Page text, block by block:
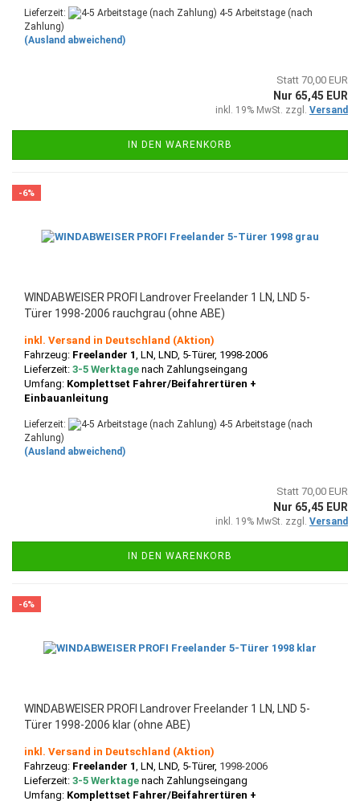
Lieferzeit:
4-5 Arbeitstage (nach
Zahlung)
(Ausland abweichend)
Statt 70,00 EUR
Nur 65,45 EUR
inkl. 19% MwSt. zzgl. Versand
IN DEN WARENKORB
-6%
WINDABWEISER PROFI Landrover Freelander 1 LN, LND 5-
Türer 1998-2006 rauchgrau (ohne ABE)
inkl. Versand in Deutschland (Aktion)
Fahrzeug: Freelander 1 , LN, LND, 5-Türer, 1998-2006
Lieferzeit: 3-5 Werktage nach Zahlungseingang
Umfang: Komplettset Fahrer/Beifahrertüren +
Einbauanleitung
Lieferzeit:
4-5 Arbeitstage (nach
Zahlung)
(Ausland abweichend)
Statt 70,00 EUR
Nur 65,45 EUR
inkl. 19% MwSt. zzgl. Versand
IN DEN WARENKORB
-6%
WINDABWEISER PROFI Landrover Freelander 1 LN, LND 5-
Türer 1998-2006 klar (ohne ABE)
inkl. Versand in Deutschland (Aktion)
Fahrzeug: Freelander 1, LN, LND, 5-Türer, 1998-2006
Lieferzeit: 3-5 Werktage nach Zahlungseingang
Umfang: Komplettset Fahrer/Beifahrertüren +